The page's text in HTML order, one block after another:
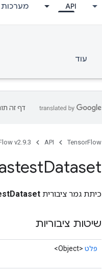
API מערכות
עוד
דף זה
TensorFlow
API
v2.9.3
Dataset
כיתת גמר ציבורית
שיטות ציבוריות
פלט <Object>